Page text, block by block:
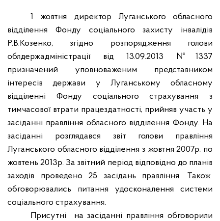
1 жовтня директор Луганського обласного
відділення Фонду соціального захисту інвалідів
Р.В.Козенко, згідно розпорядження голови
облдержадміністрації від 13.09.2013 №1337
призначений уповноваженим представником
інтересів держави у Луганському обласному
відділенні Фонду соціального страхування з
тимчасової втрати працездатності, прийняв участь у
засіданні правління обласного відділення Фонду. На
засіданні розглядався звіт голови правління
Луганського обласного відділення з жовтня 2007р. по
жовтень 2013р. За звітний період відповідно до планів
заходів проведено 25 засідань правління. Також
обговорювались питання удосконалення системи
соціального страхування.
Присутні
на засіданні правління обговорили